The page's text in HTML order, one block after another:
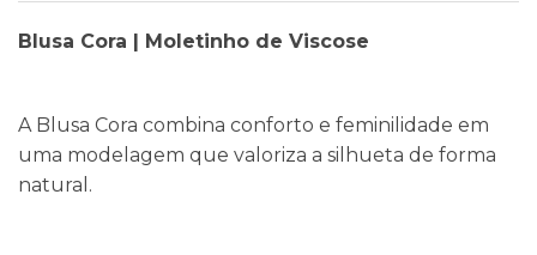
Blusa Cora | Moletinho de Viscose
A Blusa Cora combina conforto e feminilidade em
uma modelagem que valoriza a silhueta de forma
natural.